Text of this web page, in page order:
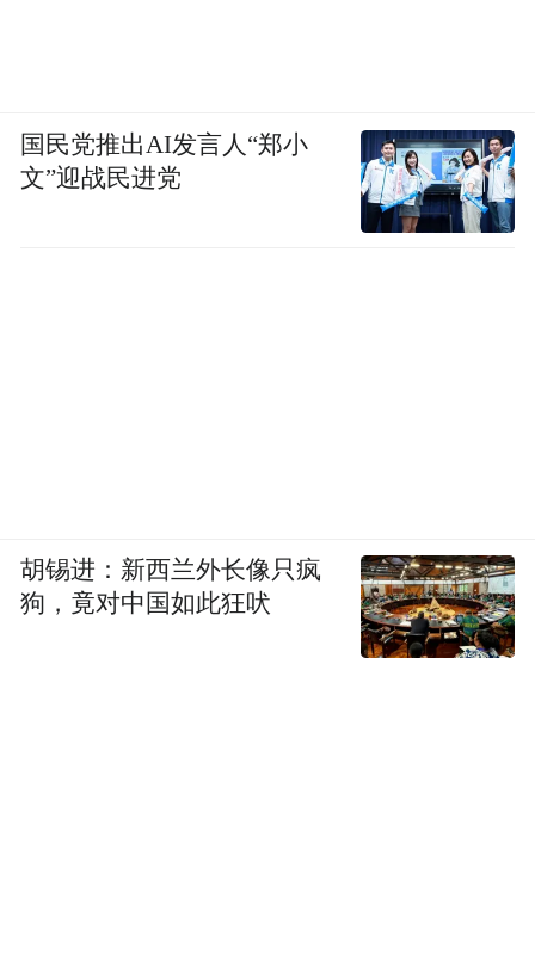
国民党推出AI发言人“郑小
文”迎战民进党
胡锡进：新西兰外长像只疯
狗，竟对中国如此狂吠